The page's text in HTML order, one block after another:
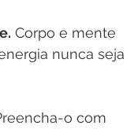
Corpo e mente
nunca seja
o com